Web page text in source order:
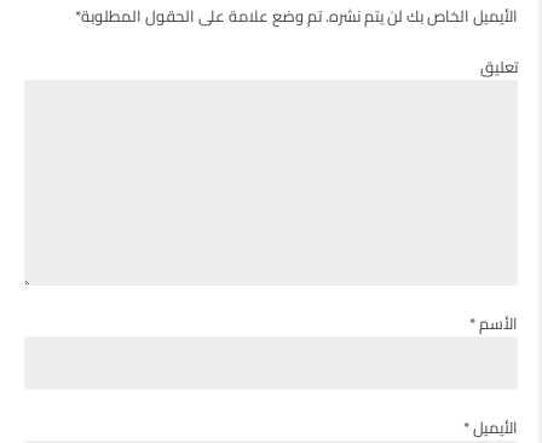
الأيميل الخاص بك لن يتم نشره. تم وضع علامة على الحقول المطلوبة*
تعليق
الأسم *
الأيميل *